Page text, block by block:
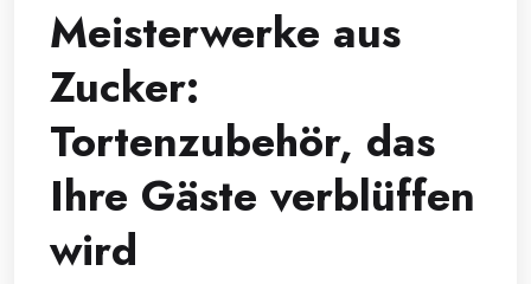
Meisterwerke aus
Zucker:
Tortenzubehör, das
Ihre Gäste verblüffen
wird